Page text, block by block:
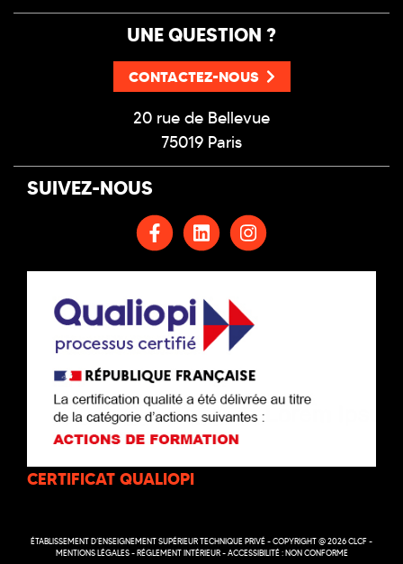
UNE QUESTION ?
CONTACTEZ-NOUS
20 rue de Bellevue
75019 Paris
SUIVEZ-NOUS
CERTIFICAT QUALIOPI
ÉTABLISSEMENT D’ENSEIGNEMENT SUPÉRIEUR TECHNIQUE PRIVÉ - COPYRIGHT @ 2026 CLCF -
MENTIONS LÉGALES-RÉGLEMENT INTÉRIEUR-ACCESSIBILITÉ : NON CONFORME